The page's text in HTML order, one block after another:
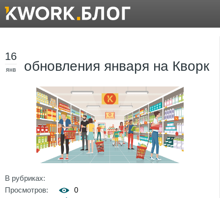
16
янв обновления января на Кворк
В рубриках:
Просмотров:
0